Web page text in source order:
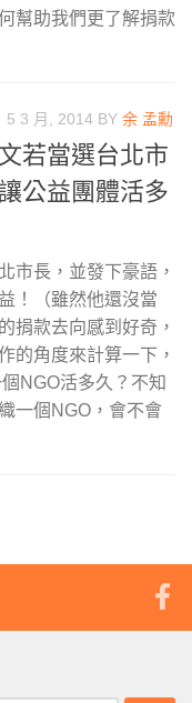
幫助我們更了解捐款
5 3 月, 2014 BY 余 孟勳
若當選台北市
公益團體活多
市長，並發下豪語，
！（雖然他還沒當
捐款去向感到好奇，
的角度來計算一下，
NGO活多久？不知
一個NGO，會不會